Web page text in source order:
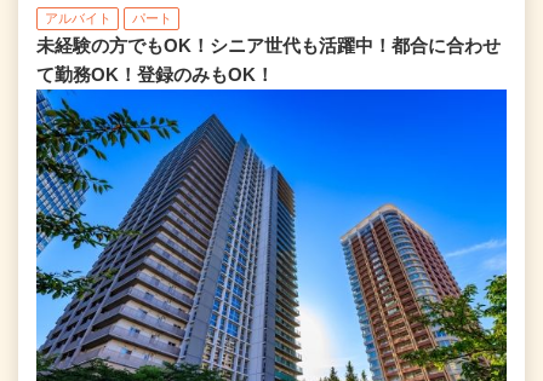
アルバイト パート
未経験の方でもOK！シニア世代も活躍中！都合に合わせ
て勤務OK！登録のみもOK！